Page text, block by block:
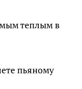
теплым в
пьяному